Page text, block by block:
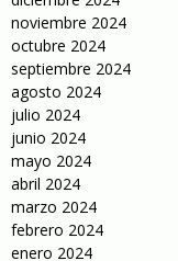
noviembre 2024
octubre 2024
septiembre 2024
agosto 2024
julio 2024
junio 2024
mayo 2024
abril 2024
marzo 2024
febrero 2024
enero 2024